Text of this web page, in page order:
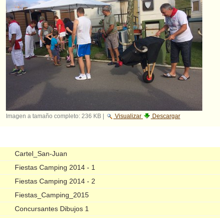
Imagen a tamaño completo: 236 KB Visualizar Descargar
Cartel_San-Juan
Fiestas Camping 2014 - 1
Fiestas Camping 2014 - 2
Fiestas_Camping_2015
Concursantes Dibujos 1